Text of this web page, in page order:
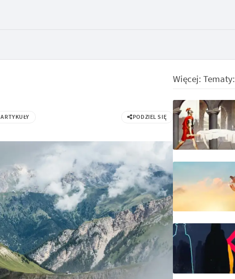
ARTYKUŁY PODZIEL SIĘ
Więcej: Tematy: